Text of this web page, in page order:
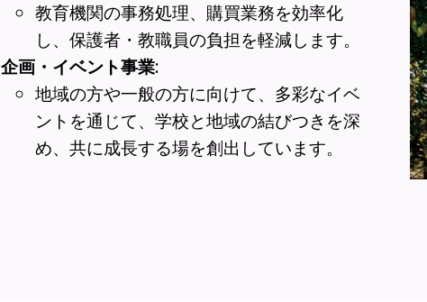
教育機関の事務処理、購買業務を効率化
し、保護者・教職員の負担を軽減します。
企画・イベント事業:
地域の方や一般の方に向けて、多彩なイベ
ントを通じて、学校と地域の結びつきを深
め、共に成長する場を創出しています。